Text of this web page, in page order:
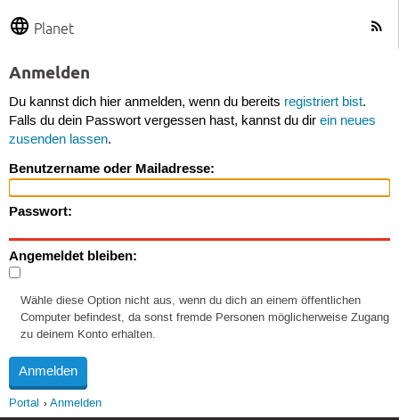
Planet
Anmelden
Du kannst dich hier anmelden, wenn du bereits registriert bist.
Falls du dein Passwort vergessen hast, kannst du dir ein neues
zusenden lassen.
Benutzername oder Mailadresse:
Passwort:
Angemeldet bleiben:
Wähle diese Option nicht aus, wenn du dich an einem öffentlichen
Computer befindest, da sonst fremde Personen möglicherweise Zugang
zu deinem Konto erhalten.
Portal Anmelden